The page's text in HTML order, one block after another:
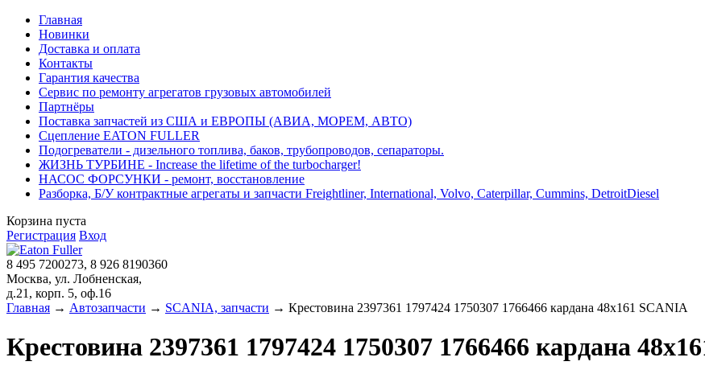
Главная
Новинки
Доставка и оплата
Контакты
Гарантия качества
Сервис по ремонту агрегатов грузовых автомобилей
Партнёры
Поставка запчастей из США и ЕВРОПЫ (АВИА, МОРЕМ, АВТО)
Сцепление EATON FULLER
Подогреватели - дизельного топлива, баков, трубопроводов, сепараторы.
ЖИЗНЬ ТУРБИНЕ - Increase the lifetime of the turbocharger!
НАСОС ФОРСУНКИ - ремонт, восстановление
Разборка, Б/У контрактные агрегаты и запчасти Freightliner, International, Volvo, Caterpillar, Cummins, DetroitDiesel
Корзина пуста
Регистрация Вход
8 495 7200273, 8 926 8190360
Москва, ул. Лобненская,
д.21, корп. 5, оф.16
Главная → Автозапчасти → SCANIA, запчасти → Крестовина 2397361 1797424 1750307 1766466 кардана 48х161 SCANIA
Крестовина 2397361 1797424 1750307 1766466 кардана